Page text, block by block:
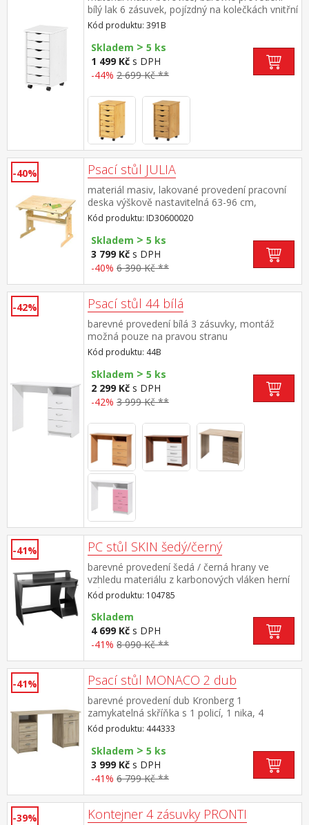
bílý lak 6 zásuvek, pojízdný na kolečkách vnitřní
rozměr zásuvky (š/h/v) 26,7 × 32,5 × 6 cm
Kód produktu: 391B
Skladem > 5 ks
1 499 Kč s DPH
-44% 2 699 Kč **
-40% Psací stůl JULIA
materiál masiv, lakované provedení pracovní
deska výškově nastavitelná 63-96 cm,
naklopitelná pod pracovní deskou zásuvka a
odkládací police
Kód produktu: ID30600020
Skladem > 5 ks
3 799 Kč s DPH
-40% 6 390 Kč **
-42% Psací stůl 44 bílá
barevné provedení bílá 3 zásuvky, montáž
možná pouze na pravou stranu
Kód produktu: 44B
Skladem > 5 ks
2 299 Kč s DPH
-42% 3 999 Kč **
-41% PC stůl SKIN šedý/černý
barevné provedení šedá / černá hrany ve
vzhledu materiálu z karbonových vláken herní
stůl: horní police na 2 velké monitory 1
zásuvka s kovovými pojezdy na příslušenství
háček na sluchátka, dvě průchodky na kabely
opěrka na nohy, velký prostor pro PC case
maximální nosnosti uvedeny v návodu k
Kód produktu: 104785
Skladem
4 699 Kč s DPH
-41% 8 090 Kč **
-41% Psací stůl MONACO 2 dub
barevné provedení dub Kronberg 1
zamykatelná skříňka s 1 policí, 1 nika, 4
zásuvky s kovovými pojezdy prostor mezi
zásuvkami a skříňkou 56 cm přední hrana
stolu mírně vykrojena do oblouku maximální
nosnosti uvedeny v návodu k montáži
Kód produktu: 444333
Skladem > 5 ks
3 999 Kč s DPH
-41% 6 799 Kč **
-39% Kontejner 4 zásuvky PRONTI